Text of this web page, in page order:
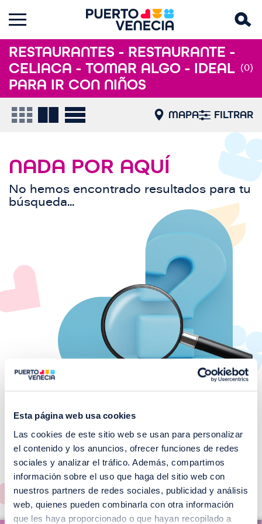
Esta página web usa cookies
Las cookies de este sitio web se usan para personalizar
el contenido y los anuncios, ofrecer funciones de redes
sociales y analizar el tráfico. Además, compartimos
información sobre el uso que haga del sitio web con
nuestros partners de redes sociales, publicidad y análisis
web, quienes pueden combinarla con otra información
que les haya proporcionado o que hayan recopilado a
RESTAURANTES - RESTAURANTE -
CELIACA - TOMAR ALGO - IDEAL
PARA IR CON NIÑOS
(0)
MAPA FILTRAR
NADA POR AQUÍ
No hemos encontrado resultados para tu
búsqueda...
¡No te pierdas nuestros
EVENTOS!
Ver todos >